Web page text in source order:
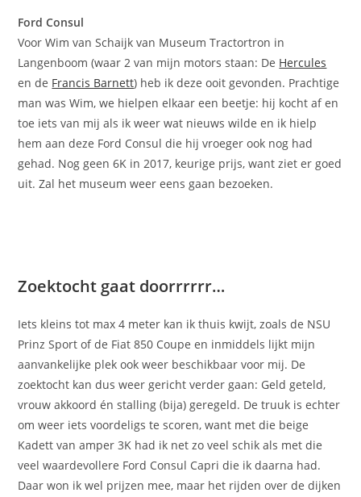
Ford Consul
Voor Wim van Schaijk van Museum Tractortron in
Langenboom (waar 2 van mijn motors staan: De Hercules
en de Francis Barnett) heb ik deze ooit gevonden. Prachtige
man was Wim, we hielpen elkaar een beetje: hij kocht af en
toe iets van mij als ik weer wat nieuws wilde en ik hielp
hem aan deze Ford Consul die hij vroeger ook nog had
gehad. Nog geen 6K in 2017, keurige prijs, want ziet er goed
uit. Zal het museum weer eens gaan bezoeken.
Zoektocht gaat doorrrrrr…
Iets kleins tot max 4 meter kan ik thuis kwijt, zoals de NSU
Prinz Sport of de Fiat 850 Coupe en inmiddels lijkt mijn
aanvankelijke plek ook weer beschikbaar voor mij. De
zoektocht kan dus weer gericht verder gaan: Geld geteld,
vrouw akkoord én stalling (bija) geregeld. De truuk is echter
om weer iets voordeligs te scoren, want met die beige
Kadett van amper 3K had ik net zo veel schik als met die
veel waardevollere Ford Consul Capri die ik daarna had.
Daar won ik wel prijzen mee, maar het rijden over de dijken